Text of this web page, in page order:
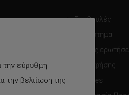
Συμβουλές
Κατάστημα
Συχνές
Όροι χρήσης
Cookies
την εύρυθμη
την βελτίωση της